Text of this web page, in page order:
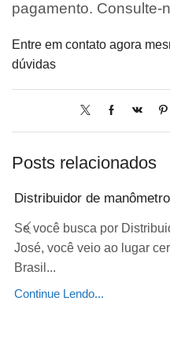
pagamento. Consulte-
Entre em contato agora
dúvidas
Posts relacionados
Distribuidor de
Se você busca por
José, você veio ao lugar
Brasil...
Continue Lendo...